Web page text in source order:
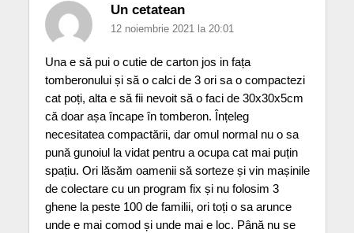
Un cetatean
12 noiembrie 2021 la 20:01
Una e să pui o cutie de carton jos in fața
tomberonului și să o calci de 3 ori sa o compactezi
cat poți, alta e să fii nevoit să o faci de 30x30x5cm
că doar așa încape în tomberon. Înțeleg
necesitatea compactării, dar omul normal nu o sa
pună gunoiul la vidat pentru a ocupa cat mai puțin
spațiu. Ori lăsăm oamenii să sorteze și vin mașinile
de colectare cu un program fix și nu folosim 3
ghene la peste 100 de familii, ori toți o sa arunce
unde e mai comod și unde mai e loc. Până nu se